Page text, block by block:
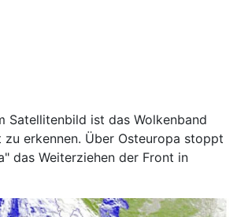
Satellitenbild ist das Wolkenband
erkennen. Über Osteuropa stoppt
das Weiterziehen der Front in